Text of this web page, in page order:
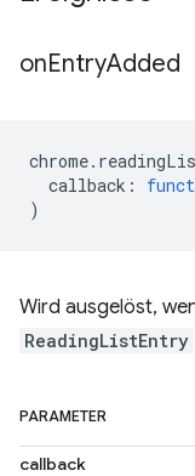
onEntryAdded
chrome.
callback :
)
Wird ausgelöst,
ReadingListEntry
PARAMETER
callback